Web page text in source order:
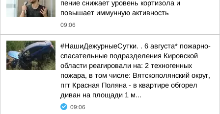
пение снижает уровень кортизола и
повышает иммунную активность
09:06
#НашиДежурныеСутки. . 6 августа* пожарно-
спасательные подразделения Кировской
области реагировали на: 2 техногенных
пожара, в том числе: Вятскополянский округ,
пгт Красная Поляна - в квартире обгорел
диван на площади 1 м...
09:06